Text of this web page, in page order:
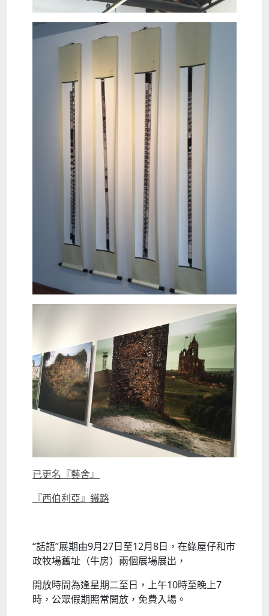
已更名『藝舍』
『西伯利亞』鐵路
“話語”展期由9月27日至12月8日，在綠屋仔和市
政牧場舊址（牛房）兩個展場展出，
開放時間為逢星期二至日，上午10時至晚上7
時，公眾假期照常開放，免費入場。